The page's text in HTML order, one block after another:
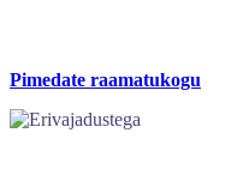
Pimedate raamatukogu